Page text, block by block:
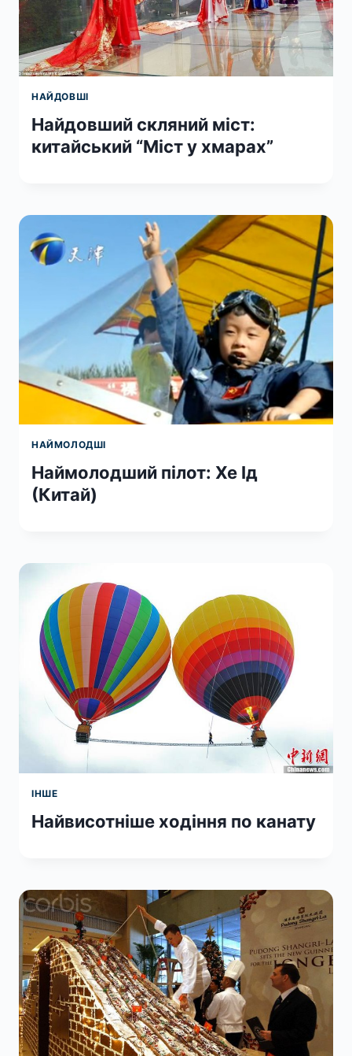
НАЙДОВШІ
Найдовший скляний міст:
китайський “Міст у хмарах”
НАЙМОЛОДШІ
Наймолодший пілот: Хе Ід
(Китай)
ІНШЕ
Найвисотніше ходіння по канату